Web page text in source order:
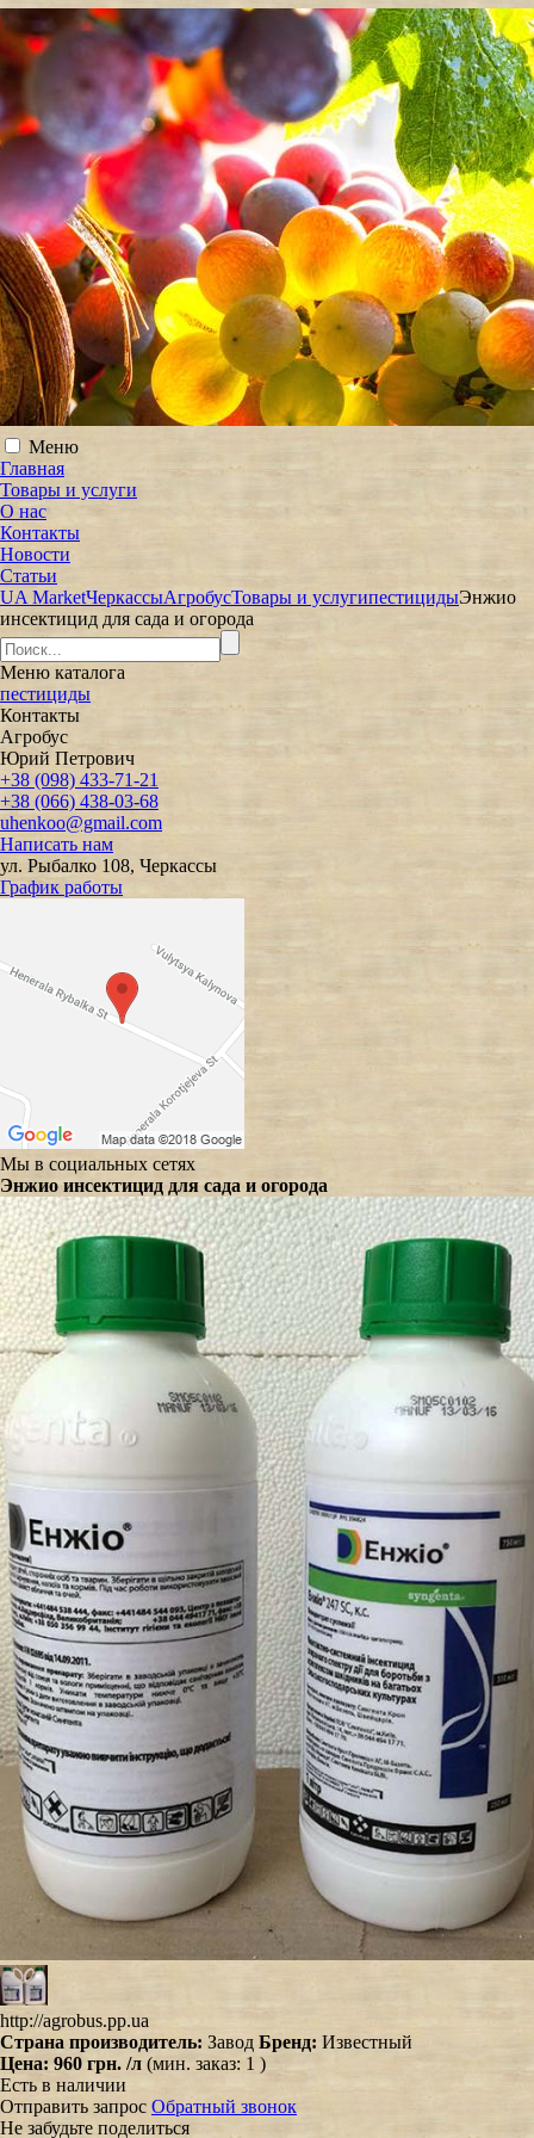
Меню
Главная
Товары и услуги
О нас
Контакты
Новости
Статьи
UA MarketЧеркассыАгробусТовары и услугипестицидыЭнжио
инсектицид для сада и огорода
Меню каталога
пестициды
Контакты
Агробус
Юрий Петрович
+38 (098) 433-71-21
+38 (066) 438-03-68
uhenkoo@gmail.com
Написать нам
ул. Рыбалко 108, Черкассы
График работы
Мы в социальных сетях
Энжио инсектицид для сада и огорода
http://agrobus.pp.ua
Страна производитель: Завод Бренд: Известный
Цена: 960 грн. /л (мин. заказ: 1 )
Есть в наличии
Отправить запрос Обратный звонок
Не забудьте поделиться